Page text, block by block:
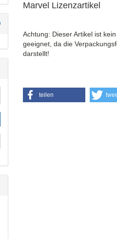
Marvel Lizenzartikel
Achtung: Dieser Artikel ist
geeignet, da die
darstellt!
teilen